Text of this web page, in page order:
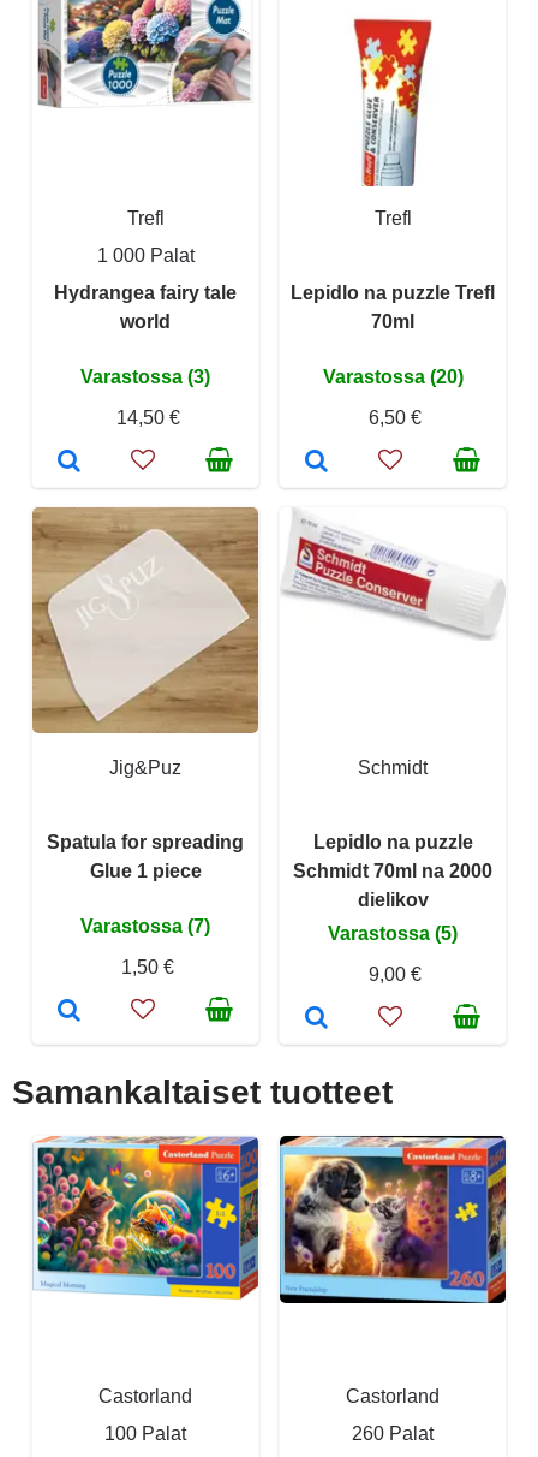
Trefl
1 000 Palat
Hydrangea fairy tale
world
Varastossa (3)
14,50 €
Trefl
Lepidlo na puzzle Trefl
70ml
Varastossa (20)
6,50 €
Jig&Puz
Spatula for spreading
Glue 1 piece
Varastossa (7)
1,50 €
Schmidt
Lepidlo na puzzle
Schmidt 70ml na 2000
dielikov
Varastossa (5)
9,00 €
Samankaltaiset tuotteet
Castorland
100 Palat
Castorland
260 Palat